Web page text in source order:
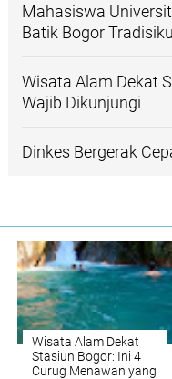
Mahasiswa
Batik Bogor Tradisiku
Wisata Alam Dekat
Wajib Dikunjungi
Dinkes Bergerak
Wisata Alam Dekat
Stasiun Bogor: Ini 4
Curug Menawan yang